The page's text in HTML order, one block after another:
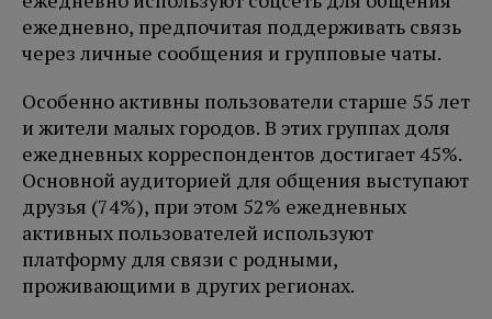
ежедневно, предпочитая поддерживать связь
через личные сообщения и групповые чаты.
Особенно активны пользователи старше 55 лет
и жители малых городов. В этих группах доля
ежедневных корреспондентов достигает 45%.
Основной аудиторией для общения выступают
друзья (74%), при этом 52% ежедневных
активных пользователей используют
платформу для связи с родными,
проживающими в других регионах.